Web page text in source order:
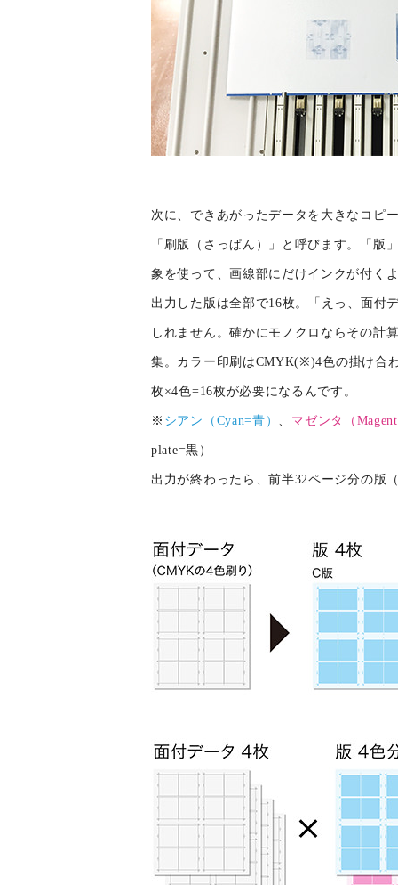
次に、できあがったデータを大きなコピ
「刷版（さっぱん）」と呼びます。「版
象を使って、画線部にだけインクが付く
出力した版は全部で16枚。「えっ、面付
しれません。確かにモノクロならその計
集。カラー印刷はCMYK(※)4色の掛け合
枚×4色=16枚が必要になるんです。
※ シアン（Cyan=青） 、 マゼンタ（
plate=黒）
出力が終わったら、前半32ページ分の版